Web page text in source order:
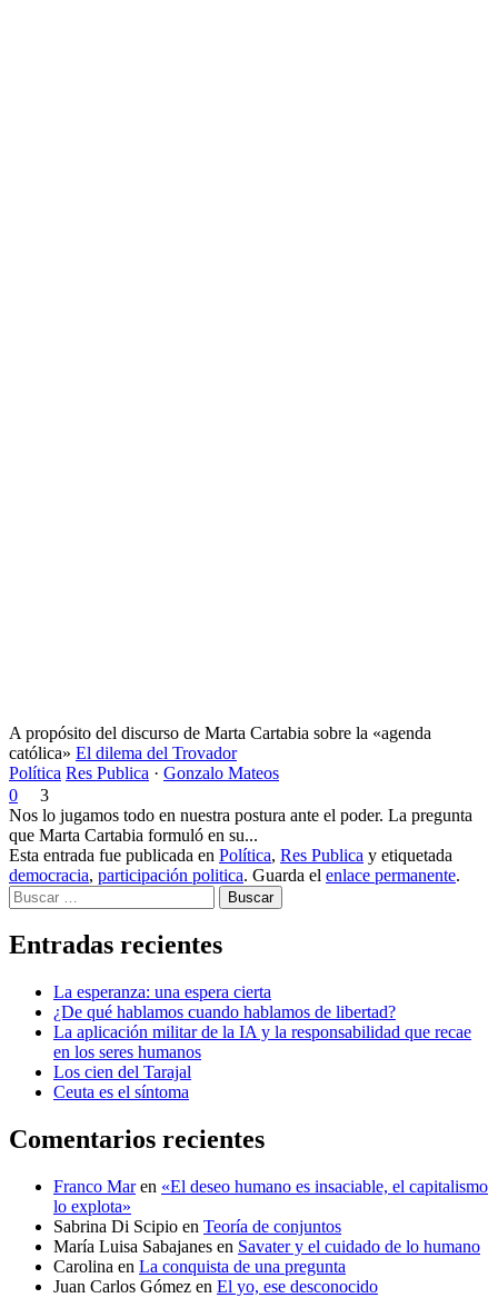
A propósito del discurso de Marta Cartabia sobre la «agenda
católica» El dilema del Trovador
Política Res Publica · Gonzalo Mateos
0
3
Nos lo jugamos todo en nuestra postura ante el poder. La pregunta
que Marta Cartabia formuló en su...
Esta entrada fue publicada en Política, Res Publica y etiquetada
democracia, participación politica. Guarda el enlace permanente.
Buscar
Entradas recientes
La esperanza: una espera cierta
¿De qué hablamos cuando hablamos de libertad?
La aplicación militar de la IA y la responsabilidad que recae
en los seres humanos
Los cien del Tarajal
Ceuta es el síntoma
Comentarios recientes
Franco Maren «El deseo humano es insaciable, el capitalismo
lo explota»
Sabrina Di Scipio en Teoría de conjuntos
María Luisa Sabajanes en Savater y el cuidado de lo humano
Carolina en La conquista de una pregunta
Juan Carlos Gómez en El yo, ese desconocido